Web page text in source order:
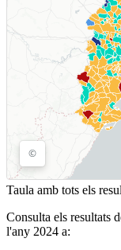
Taula amb tots els
Consulta els resultats
l'any 2024 a: